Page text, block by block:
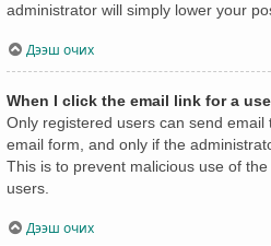
administrator will simply lower your
Дээш очих
When I click the email link for a
Only registered users can send
email form, and only if the
This is to prevent malicious use of
users.
Дээш очих